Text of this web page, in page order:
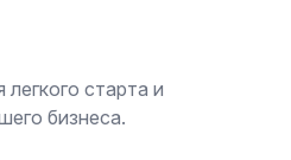
старта и
бизнеса.